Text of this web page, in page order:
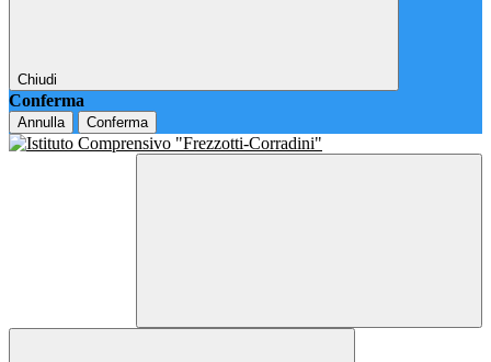
Chiudi
Conferma
Annulla Conferma